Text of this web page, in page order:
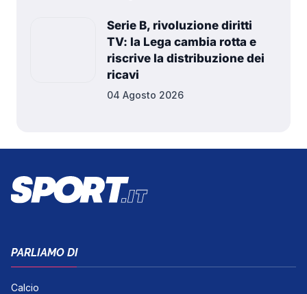
Serie B, rivoluzione diritti
TV: la Lega cambia rotta e
riscrive la distribuzione dei
ricavi
04 Agosto 2026
PARLIAMO DI
Calcio